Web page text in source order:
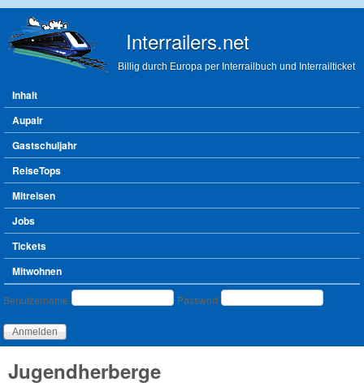
Interrailers.net
Billig durch Europa per Interrailbuch und Interrailticket
Hauptmenü
Inhalt
Aupair
Gastschuljahr
ReiseTops
Mitreisen
Jobs
Tickets
Mitwohnen
Benutzeranmeldung
Benutzername Passwort
Jugendherberge